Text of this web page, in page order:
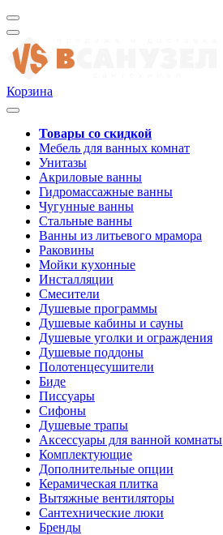
Корзина
Товары со скидкой
Мебель для ванных комнат
Унитазы
Акриловые ванны
Гидромассажные ванны
Чугунные ванны
Стальные ванны
Ванны из литьевого мрамора
Раковины
Мойки кухонные
Инсталляции
Смесители
Душевые программы
Душевые кабины и сауны
Душевые уголки и ограждения
Душевые поддоны
Полотенцесушители
Биде
Писсуары
Сифоны
Душевые трапы
Аксессуары для ванной комнаты
Комплектующие
Дополнительные опции
Керамическая плитка
Вытяжные вентиляторы
Сантехнические люки
Бренды